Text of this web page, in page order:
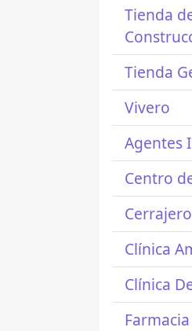
Tienda
Tienda
Vivero
Agentes
Centro
Cerrajero
Clínica
Clínica
Farmacia